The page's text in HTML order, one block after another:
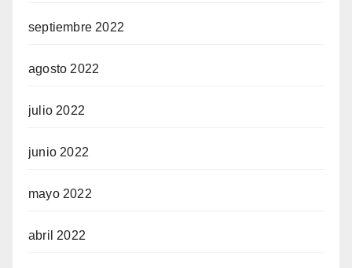
septiembre 2022
agosto 2022
julio 2022
junio 2022
mayo 2022
abril 2022